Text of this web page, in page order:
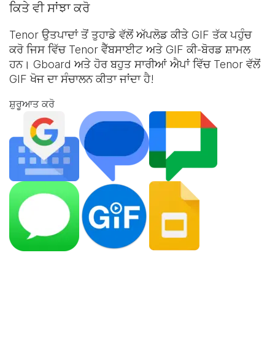
ਕਿਤੇ ਵੀ ਸਾਂਝਾ ਕਰੋ
Tenor ਉਤਪਾਦਾਂ ਤੋਂ ਤੁਹਾਡੇ ਵੱਲੋਂ ਅੱਪਲੋਡ ਕੀਤੇ GIF ਤੱਕ ਪਹੁੰਚ
ਕਰੋ ਜਿਸ ਵਿੱਚ Tenor ਵੈੱਬਸਾਈਟ ਅਤੇ GIF ਕੀ-ਬੋਰਡ ਸ਼ਾਮਲ
ਹਨ। Gboard ਅਤੇ ਹੋਰ ਬਹੁਤ ਸਾਰੀਆਂ ਐਪਾਂ ਵਿੱਚ Tenor ਵੱਲੋਂ
GIF ਖੋਜ ਦਾ ਸੰਚਾਲਨ ਕੀਤਾ ਜਾਂਦਾ ਹੈ!
ਸ਼ੁਰੂਆਤ ਕਰੋ